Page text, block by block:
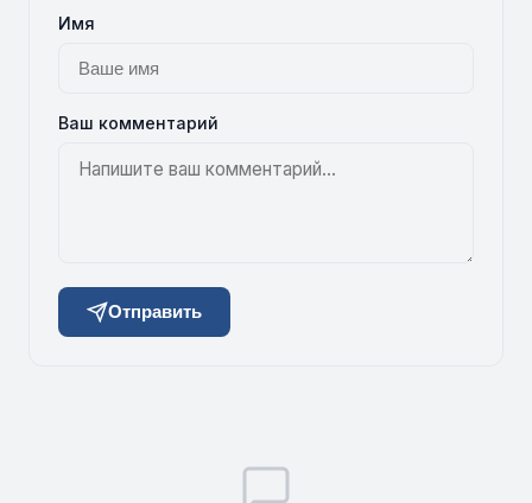
Имя
Ваш комментарий
Отправить